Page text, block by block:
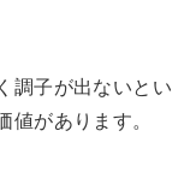
調子が出ないとい
があります。